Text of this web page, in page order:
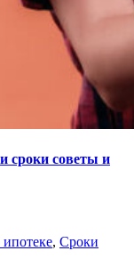
сроки советы и
, Сроки